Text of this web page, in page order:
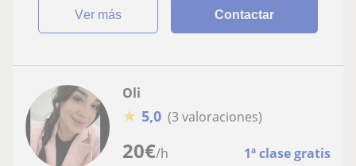
ver más Contactar
20€/h 1ª clase gratis
Oli
★ 5,0 (3 valoraciones)